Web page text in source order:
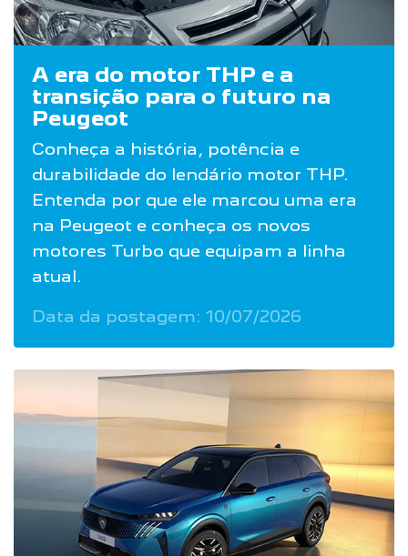
A era do motor THP e a
transição para o futuro na
Peugeot
Conheça a história, potência e
durabilidade do lendário motor THP.
Entenda por que ele marcou uma era
na Peugeot e conheça os novos
motores Turbo que equipam a linha
atual.
Data da postagem: 10/07/2026